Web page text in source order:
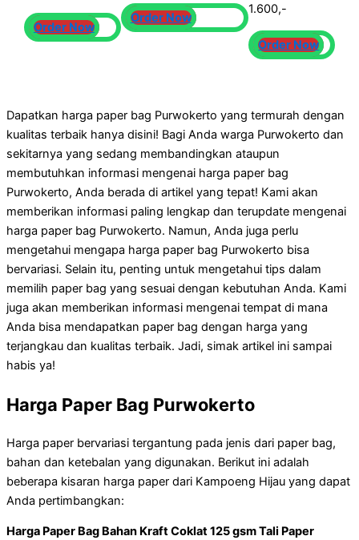
Order Now
Order Now
1.600,-
Order Now
Dapatkan harga paper bag Purwokerto yang termurah dengan
kualitas terbaik hanya disini! Bagi Anda warga Purwokerto dan
sekitarnya yang sedang membandingkan ataupun
membutuhkan informasi mengenai harga paper bag
Purwokerto, Anda berada di artikel yang tepat! Kami akan
memberikan informasi paling lengkap dan terupdate mengenai
harga paper bag Purwokerto. Namun, Anda juga perlu
mengetahui mengapa harga paper bag Purwokerto bisa
bervariasi. Selain itu, penting untuk mengetahui tips dalam
memilih paper bag yang sesuai dengan kebutuhan Anda. Kami
juga akan memberikan informasi mengenai tempat di mana
Anda bisa mendapatkan paper bag dengan harga yang
terjangkau dan kualitas terbaik. Jadi, simak artikel ini sampai
habis ya!
Harga Paper Bag Purwokerto
Harga paper bervariasi tergantung pada jenis dari paper bag,
bahan dan ketebalan yang digunakan. Berikut ini adalah
beberapa kisaran harga paper dari Kampoeng Hijau yang dapat
Anda pertimbangkan:
Harga Paper Bag Bahan Kraft Coklat 125 gsm Tali Paper